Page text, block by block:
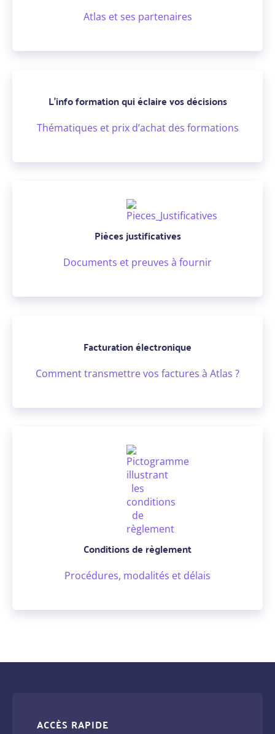
Atlas et ses partenaires
L’info formation qui éclaire vos décisions
Thématiques et prix d’achat des formations
Pièces justificatives
Documents et preuves à fournir
Facturation électronique
Comment transmettre vos factures à Atlas ?
Conditions de règlement
Procédures, modalités et délais
ACCÈS RAPIDE